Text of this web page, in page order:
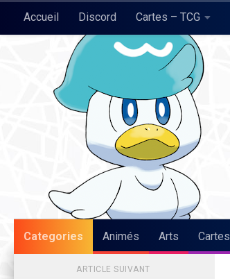
Skip to content
Accueil Discord Cartes – TCG
Pokégraph
Categories Animés Arts Cartes
ARTICLE SUIVANT